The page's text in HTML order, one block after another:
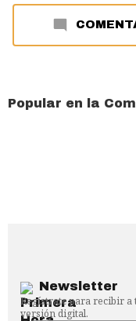
Popular en la
Newsletter
Regístrate para recibir a
versión digital.